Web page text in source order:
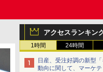
アクセスランキン
1時間 24時間
日産、受注好調の新型
動向に関して、マーケ